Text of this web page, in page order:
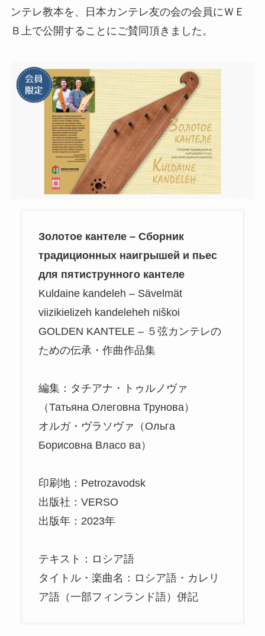
ンテレ教本を、日本カンテレ友の会の会員にＷＥ
Ｂ上で公開することにご賛同頂きました。
Золотое кантеле – Сборник
традиционных наигрышей и пьес
для пятиструнного кантеле
Kuldaine kandeleh – Sävelmät
viizikielizeh kandeleheh niškoi
GOLDEN KANTELE – ５弦カンテレの
ための伝承・作曲作品集
編集：タチアナ・トゥルノヴァ
（Татьяна Олеговна Трунова）
オルガ・ヴラソヴァ（Ольга
Борисовна Власо ва）
印刷地：Petrozavodsk
出版社：VERSO
出版年：2023年
テキスト：ロシア語
タイトル・楽曲名：ロシア語・カレリ
ア語（一部フィンランド語）併記